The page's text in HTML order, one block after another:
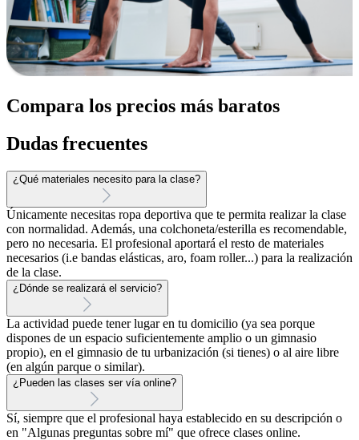
Compara los precios más baratos
Dudas frecuentes
¿Qué materiales necesito para la clase?
Únicamente necesitas ropa deportiva que te permita realizar la clase
con normalidad. Además, una colchoneta/esterilla es recomendable,
pero no necesaria. El profesional aportará el resto de materiales
necesarios (i.e bandas elásticas, aro, foam roller...) para la realización
de la clase.
¿Dónde se realizará el servicio?
La actividad puede tener lugar en tu domicilio (ya sea porque
dispones de un espacio suficientemente amplio o un gimnasio
propio), en el gimnasio de tu urbanización (si tienes) o al aire libre
(en algún parque o similar).
¿Pueden las clases ser vía online?
Sí, siempre que el profesional haya establecido en su descripción o
en "Algunas preguntas sobre mí" que ofrece clases online.